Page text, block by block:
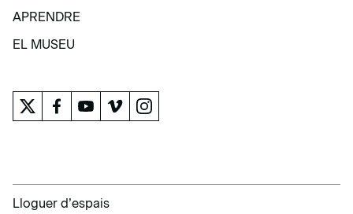
COL·LECCIÓ
APRENDRE
APRENDRE
EL MUSEU
Lloguer d’espais